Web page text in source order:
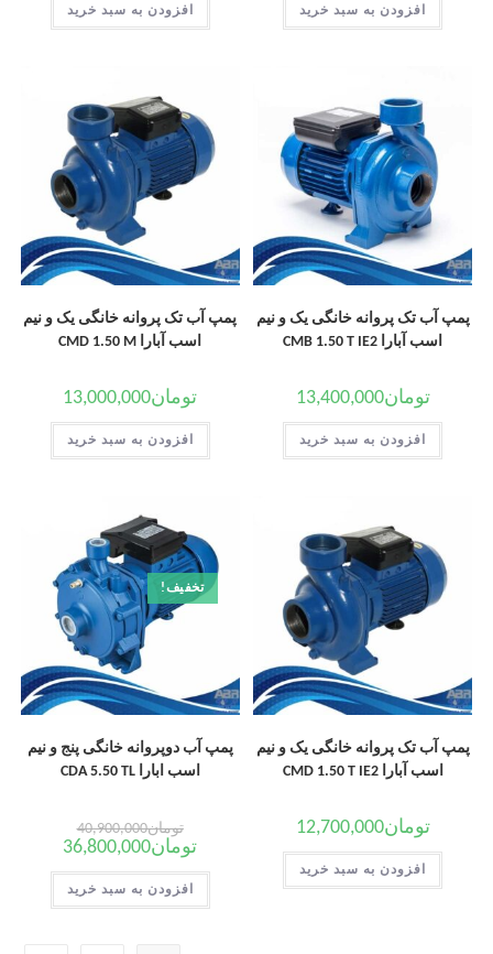
افزودن به سبد خرید افزودن به سبد خرید
پمپ آب تک پروانه خانگی یک و نیم
اسب آبارا CMB 1.50 T IE2
تومان13,400,000
افزودن به سبد خرید
پمپ آب تک پروانه خانگی یک و نیم
اسب آبارا CMD 1.50 M
تومان13,000,000
افزودن به سبد خرید
پمپ آب تک پروانه خانگی یک و نیم
اسب آبارا CMD 1.50 T IE2
تومان12,700,000
افزودن به سبد خرید
تخفیف!
پمپ آب دوپروانه خانگی پنج و نیم
اسب ابارا CDA 5.50 TL
تومان40,900,000
تومان36,800,000
افزودن به سبد خرید